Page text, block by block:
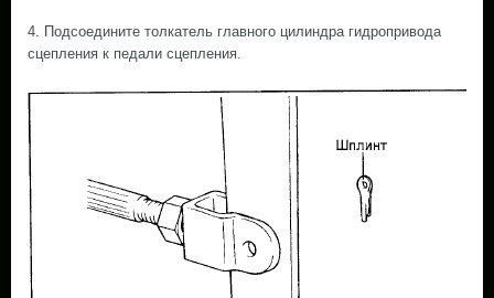
4. Подсоедините толкатель главного цилиндра гидропривода
сцепления к педали сцепления.